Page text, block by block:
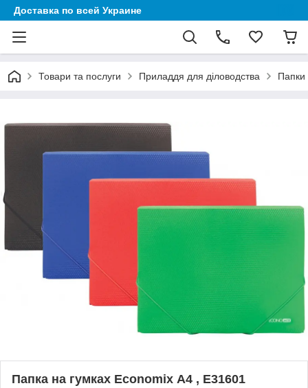
Доставка по всей Украине
Товари та послуги Приладдя для діловодства Папки
Папка на гумках Economix А4 , Е31601